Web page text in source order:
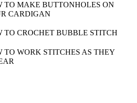
TO MAKE BUTTONHOLES ON
CARDIGAN
TO CROCHET BUBBLE STITCH
TO WORK STITCHES AS THEY